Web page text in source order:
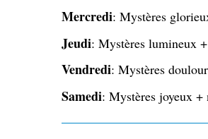
Mercredi: Mystères
Jeudi: Mystères lumineux
Vendredi: Mystères
Samedi: Mystères joyeux +